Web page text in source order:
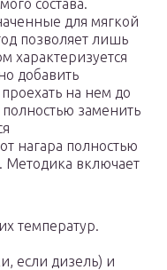
состава.
для мягкой
позволяет лишь
характеризуется
добавить
на нем до
заменить
нагара полностью
Методика включает
температур.
если дизель) и